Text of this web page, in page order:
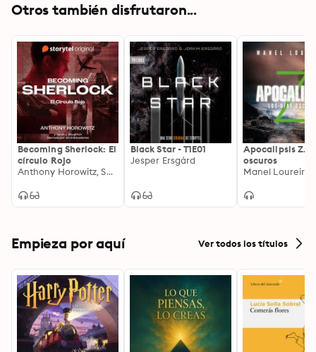
Otros también disfrutaron...
Becoming Sherlock: El
círculo Rojo
Anthony Horowitz, Sarah J. Naughton
Black Star - T1E01
Jesper Ersgård
Apocalipsis Z.
oscuros
Manel Loureiro
Empieza por aquí Ver todos los títulos